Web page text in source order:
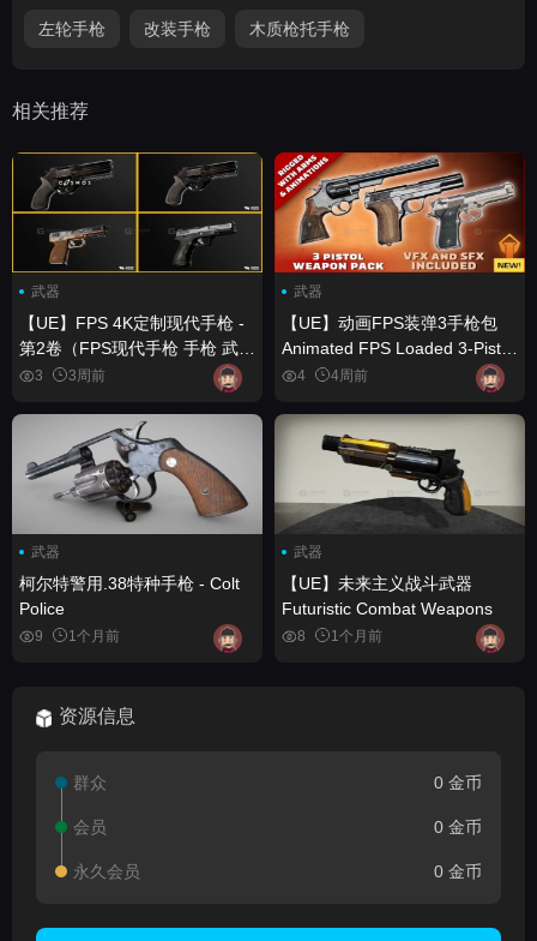
左轮手枪 改装手枪 木质枪托手枪
相关推荐
武器
【UE】FPS 4K定制现代手枪 -
第2卷（FPS现代手枪 手枪 武
器） FPS 4K Custom Modern
Modern Handguns Handgun
Weapon )
3 3周前
武器
【UE】动画FPS装弹3手枪包
Animated FPS Loaded 3-Pistol
Guns Pack
4 4周前
武器
柯尔特警用.38特种手枪 - Colt
Police
9 1个月前
武器
【UE】未来主义战斗武器
Futuristic Combat Weapons
8 1个月前
资源信息
群众 0 金币
会员 0 金币
永久会员 0 金币